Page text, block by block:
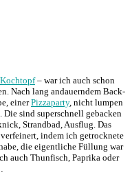
Kochtopf– war ich auch schon
Nach lang andauerndem Back-
einerPizzaparty, nicht lumpen
sind superschnell gebacken
Strandbad, Ausflug. Das
indem ich getrocknete
die eigentliche Füllung war
auch Thunfisch, Paprika oder